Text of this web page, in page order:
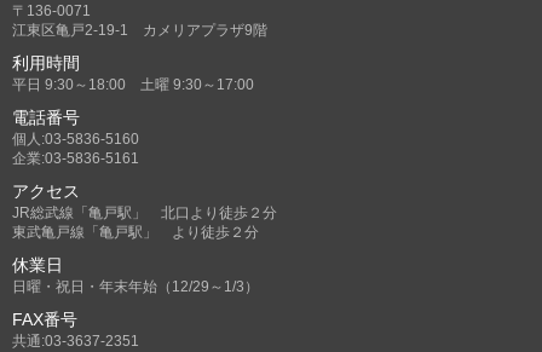
〒136-0071
江東区亀戸2-19-1 カメリアプラザ9階
利用時間
平日 9:30～18:00 土曜 9:30～17:00
電話番号
個人:03-5836-5160
企業:03-5836-5161
アクセス
JR総武線「亀戸駅」 北口より徒歩２分
東武亀戸線「亀戸駅」 より徒歩２分
休業日
日曜・祝日・年末年始（12/29～1/3）
FAX番号
共通:03-3637-2351